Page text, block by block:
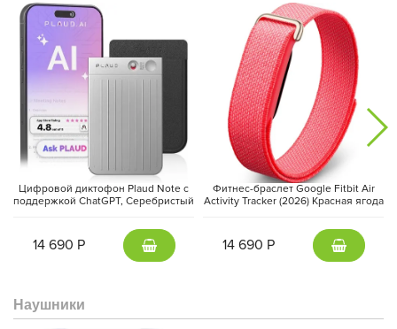
Основная камера на
с оптической стабилизацией
изображения (
) позволяет получать детализированные
фотографии и записывать видео в формате4K. Дополняют
систему сверхширокоугольная камера на8 МПи фронтальный
20 МП, подходящий для качественных селфи и
видеосвязи.
Цифровой диктофон Plaud Note с
поддержкой ChatGPT, Серебристый
14 690 Р
Фитнес-браслет Google Fitbit Air
Activity Tracker (2026) Красная ягода
14 690 Р
Наушники